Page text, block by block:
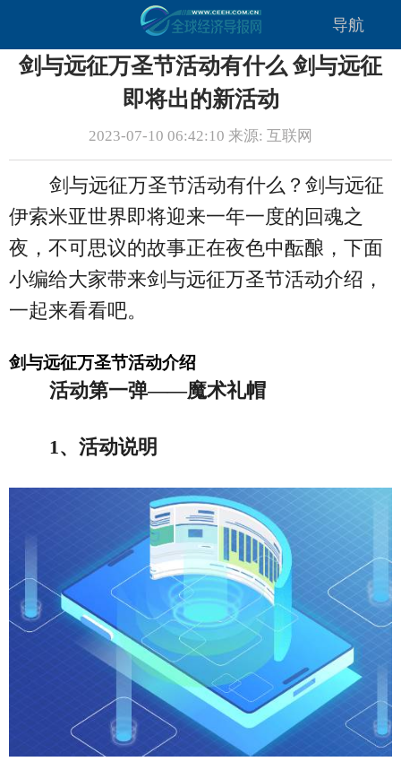
导航
剑与远征万圣节活动有什么 剑与远征
即将出的新活动
2023-07-10 06:42:10 来源: 互联网
剑与远征万圣节活动有什么？剑与远征
伊索米亚世界即将迎来一年一度的回魂之
夜，不可思议的故事正在夜色中酝酿，下面
小编给大家带来剑与远征万圣节活动介绍，
一起来看看吧。
剑与远征万圣节活动介绍
活动第一弹——魔术礼帽
1、活动说明